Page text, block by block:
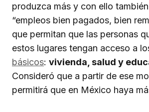
produzca más y con ello
“empleos bien pagados, bien
que permitan que las personas
estos lugares tengan acceso a
básicos: vivienda, salud y
Consideró que a partir de ese
permitirá que en México haya